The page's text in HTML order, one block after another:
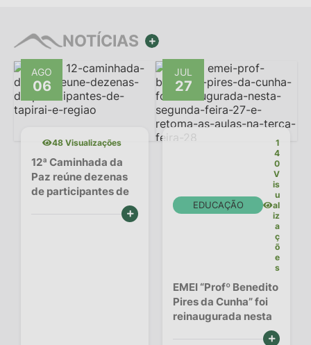
IPTU PREMIADO
LGPD
Webmail
A Prefeitura
Imprensa
NOTÍCIAS VER MAIS
AGO
06
48 Visualizações
12ª Caminhada da
Paz reúne dezenas
de participantes de
VER MAIS
JUL
27
EDUCAÇÃO
1
4
0
V
is
u
al
iz
a
ç
õ
e
s
EMEI “Profº Benedito
Pires da Cunha” foi
reinaugurada nesta
segunda-feira (27)...
VER MAIS